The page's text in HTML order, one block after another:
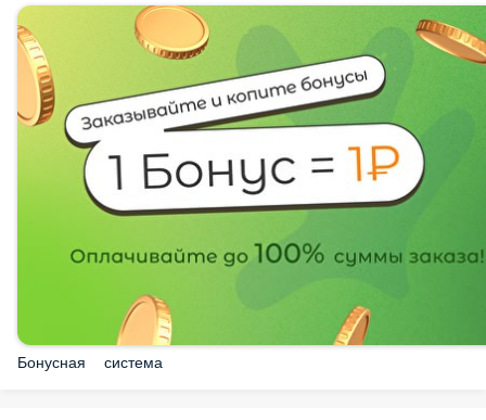
Бонусная система